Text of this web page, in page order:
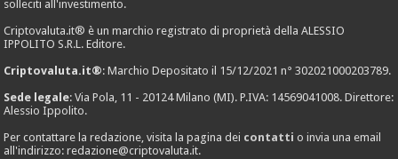
solleciti all'investimento.
Criptovaluta.it® è un marchio registrato di proprietà della ALESSIO
IPPOLITO S.R.L. Editore.
Criptovaluta.it®: Marchio Depositato il 15/12/2021 n° 302021000203789.
Sede legale: Via Pola, 11 - 20124 Milano (MI). P.IVA: 14569041008. Direttore:
Alessio Ippolito.
Per contattare la redazione, visita la pagina dei contatti o invia una email
all'indirizzo:redazione@criptovaluta.it.